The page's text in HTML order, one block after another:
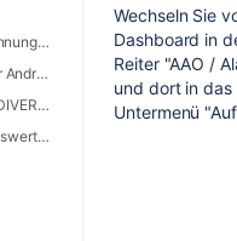
Alarmparser (Texterkennung für SMS/SDS/JSON)
SMS-Inbound App (nur Android)
Manuelle Alarmierung in DIVERA 24/7
Einstellungen und Wissenswertes zur Alarmierung
Wechseln Sie
Dashboard in
Reiter "AAO /
und dort in das
Untermenü